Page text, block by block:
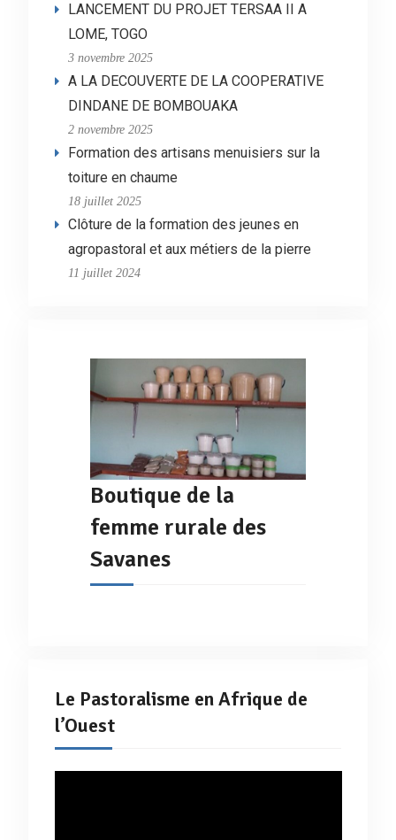
LANCEMENT DU PROJET TERSAA II A
LOME, TOGO
3 novembre 2025
A LA DECOUVERTE DE LA COOPERATIVE
DINDANE DE BOMBOUAKA
2 novembre 2025
Formation des artisans menuisiers sur la
toiture en chaume
18 juillet 2025
Clôture de la formation des jeunes en
agropastoral et aux métiers de la pierre
11 juillet 2024
Boutique de la
femme rurale des
Savanes
Le Pastoralisme en Afrique de
l’Ouest